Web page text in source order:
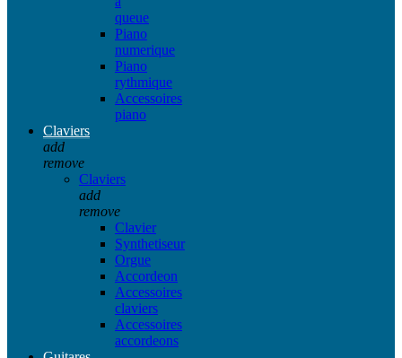
queue
Piano
numerique
Piano
rythmique
Accessoires
piano
Claviers
add
remove
Claviers
add
remove
Clavier
Synthetiseur
Orgue
Accordeon
Accessoires
claviers
Accessoires
accordeons